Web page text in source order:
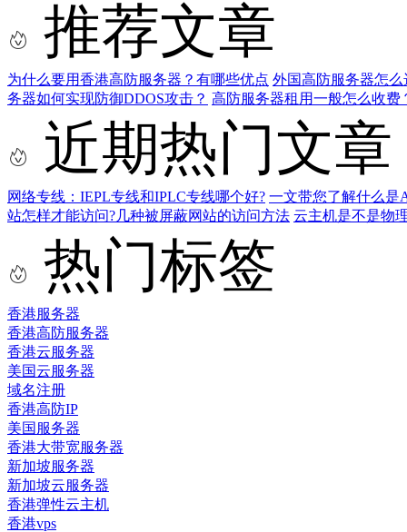
推荐文章
为什么要用香港高防服务器？有哪些优点 外国高防服务器怎
务器如何实现防御DDOS攻击？ 高防服务器租用一般怎么收费
近期热门文章
网络专线：IEPL专线和IPLC专线哪个好? 一文带您了解什么是
站怎样才能访问?几种被屏蔽网站的访问方法 云主机是不是物
热门标签
香港服务器
香港高防服务器
香港云服务器
美国云服务器
域名注册
香港高防IP
美国服务器
香港大带宽服务器
新加坡服务器
新加坡云服务器
香港弹性云主机
香港vps